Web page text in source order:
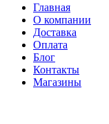
Главная
О компании
Доставка
Оплата
Блог
Контакты
Магазины